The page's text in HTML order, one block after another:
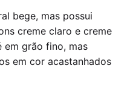
bege, mas possui
creme claro e creme
em grão fino, mas
em cor acastanhados